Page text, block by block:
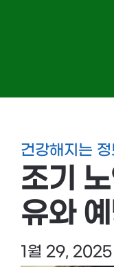
건강해지는 정
조기
유와
1월 29, 2025